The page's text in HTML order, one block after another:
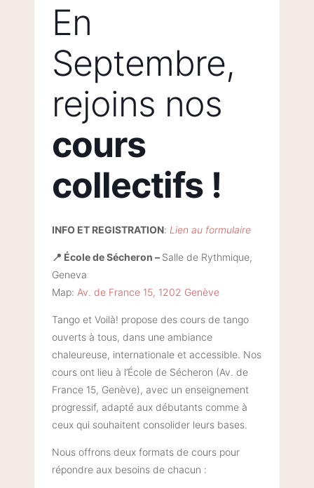
En
Septembre,
rejoins nos
cours
collectifs !
INFO ET REGISTRATION: Lien au formulaire
📍 École de Sécheron – Salle de Rythmique,
Geneva
Map: Av. de France 15, 1202 Genève
Tango et Voilà! propose des cours de tango
ouverts à tous, dans une ambiance
chaleureuse, internationale et accessible. Nos
cours ont lieu à l’École de Sécheron (Av. de
France 15, Genève), avec un enseignement
progressif, adapté aux débutants comme à
ceux qui souhaitent consolider leurs bases.
Nous offrons deux formats de cours pour
répondre aux besoins de chacun :